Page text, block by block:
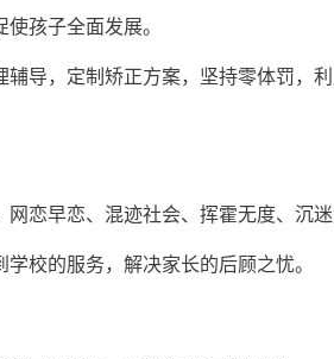
孩子全面发展。
导，定制矫正方案，坚持零体罚，
恋早恋、混迹社会、挥霍无度、沉
校的服务，解决家长的后顾之忧。